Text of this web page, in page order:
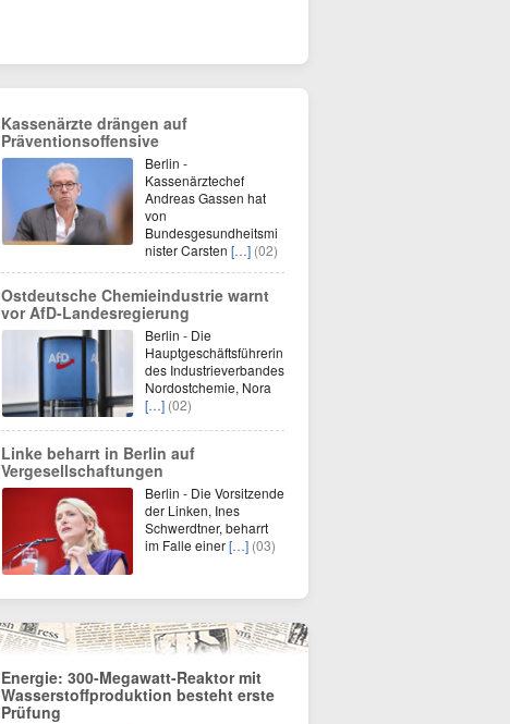
Kassenärzte drängen auf
Präventionsoffensive
Berlin -
Kassenärztechef
Andreas Gassen hat
von
Bundesgesundheitsmi
nister Carsten […] (02)
Ostdeutsche Chemieindustrie warnt
vor AfD-Landesregierung
Berlin - Die
Hauptgeschäftsführerin
des Industrieverbandes
Nordostchemie, Nora
[…] (02)
Linke beharrt in Berlin auf
Vergesellschaftungen
Berlin - Die Vorsitzende
der Linken, Ines
Schwerdtner, beharrt
im Falle einer[…] (03)
Energie: 300-Megawatt-Reaktor mit
Wasserstoffproduktion besteht erste
Prüfung